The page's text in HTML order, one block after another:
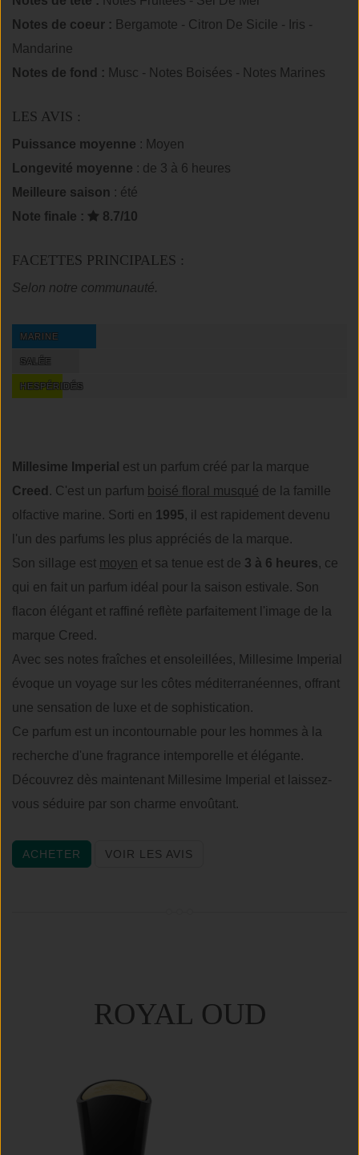
Notes de coeur : Bergamote - Citron De Sicile - Iris -
Mandarine
Notes de fond : Musc - Notes Boisées - Notes Marines
LES AVIS :
Puissance moyenne : Moyen
Longevité moyenne : de 3 à 6 heures
Meilleure saison : été
Note finale :
8.7/10
FACETTES PRINCIPALES :
Selon notre communauté.
MARINE
SALÉE
HESPÉRIDÉS
Millesime Imperial est un parfum créé par la marque
Creed . C'est un parfum boisé floral musqué de la famille
olfactive marine. Sorti en 1995, il est rapidement devenu
l'un des parfums les plus appréciés de la marque.
Son sillage est moyen et sa tenue est de 3 à 6 heures, ce
qui en fait un parfum idéal pour la saison estivale. Son
flacon élégant et raffiné reflète parfaitement l'image de la
marque Creed.
Avec ses notes fraîches et ensoleillées, Millesime Imperial
évoque un voyage sur les côtes méditerranéennes, offrant
une sensation de luxe et de sophistication.
Ce parfum est un incontournable pour les hommes à la
recherche d'une fragrance intemporelle et élégante.
Découvrez dès maintenant Millesime Imperial et laissez-
vous séduire par son charme envoûtant.
ACHETER VOIR LES AVIS
ROYAL OUD